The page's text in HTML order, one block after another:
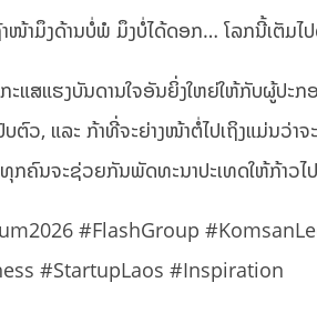
ໜ້າມຶງດ້ານບໍ່ພໍ ມຶງບໍ່ໄດ້ດອກ… ໂລກນີ້ເຕັມໄ
ແສແຮງບັນດານໃຈອັນຍິ່ງໃຫຍ່ໃຫ້ກັບຜູ້ປ
, ແລະ ກ້າທີ່ຈະຍ່າງໜ້າຕໍ່ໄປເຖິງແມ່ນວ່າ
ຄົນຈະຊ່ວຍກັນພັດທະນາປະເທດໃຫ້ກ້າວໄ
#FlashGroup
#StartupLaos #Inspiration